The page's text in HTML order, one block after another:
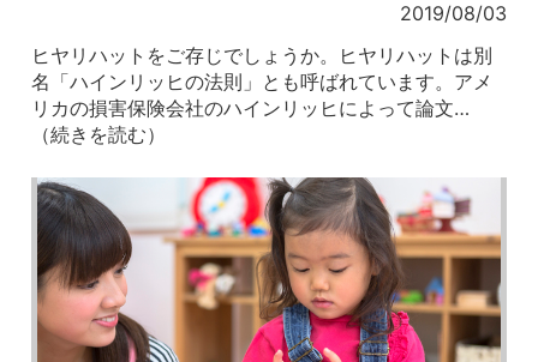
2019/08/03
ヒヤリハットをご存じでしょうか。ヒヤリハットは別
名「ハインリッヒの法則」とも呼ばれています。アメ
リカの損害保険会社のハインリッヒによって論文…
（続きを読む）